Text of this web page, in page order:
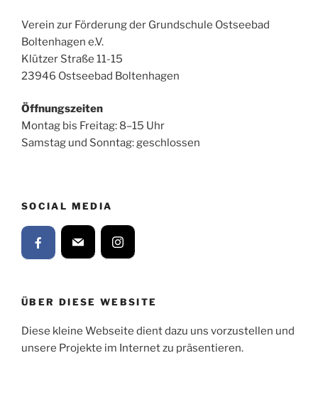
Verein zur Förderung der Grundschule Ostseebad
Boltenhagen e.V.
Klützer Straße 11-15
23946 Ostseebad Boltenhagen
Öffnungszeiten
Montag bis Freitag: 8–15 Uhr
Samstag und Sonntag: geschlossen
SOCIAL MEDIA
ÜBER DIESE WEBSITE
Diese kleine Webseite dient dazu uns vorzustellen und
unsere Projekte im Internet zu präsentieren.